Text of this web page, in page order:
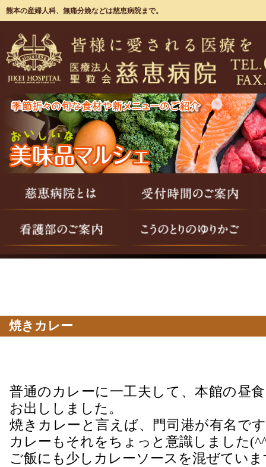
熊本の産婦人科、無痛分娩などは慈恵病院まで。
焼きカレー
普通のカレーに一工夫して、本館の昼
お出ししました。
焼きカレーと言えば、門司港が有名で
カレーもそれをちょっと意識しました
ご飯にも少しカレーソースを混ぜていま